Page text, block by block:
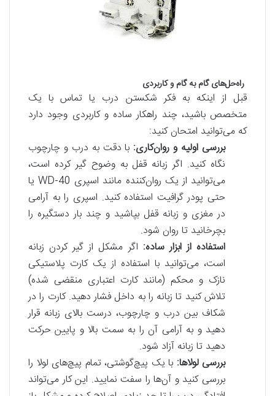
راه‌حل‌های گام به گام و کاربردی
قبل از اینکه به فکر شکستن درب یا تماس با یک
متخصص باشید، چند راهکار ساده و کاربردی وجود دارد
که می‌توانید امتحان کنید:
بررسی اولیه و روان‌کاری: با دقت به درب و چارچوب
نگاه کنید. اگر زبانه قفل به وضوح گیر کرده است،
می‌توانید از یک روان‌کننده مانند اسپری WD-40 یا
حتی پودر گرافیت استفاده کنید. اسپری را به آرامی
در مغزی و زبانه قفل بپاشید و چند بار دستگیره را
بچرخانید تا روان شود.
استفاده از ابزار ساده: اگر مشکل از گیر کردن زبانه
است، می‌توانید با استفاده از یک کارت پلاستیکی
نازک و محکم (مانند کارت اعتباری منقضی شده)
تلاش کنید تا زبانه را به داخل فشار دهید. کارت را در
شکاف بین درب و چارچوب، درست بالای زبانه قرار
دهید و به آرامی آن را به سمت بالا و پایین حرکت
دهید تا زبانه آزاد شود.
بررسی لولاها: با یک پیچ‌گوشتی، تمام پیچ‌های لولا را
بررسی کنید و آن‌ها را سفت نمایید. این کار می‌تواند